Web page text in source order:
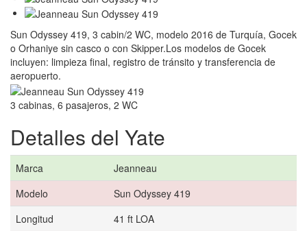
Sun Odyssey 419, 3 cabin/2 WC, modelo 2016 de Turquía, Gocek
o Orhaniye sin casco o con Skipper.Los modelos de Gocek
incluyen: limpieza final, registro de tránsito y transferencia de
aeropuerto.
3 cabinas, 6 pasajeros, 2 WC
Detalles del Yate
Marca
Jeanneau
Modelo
Sun Odyssey 419
Longitud
41 ft LOA